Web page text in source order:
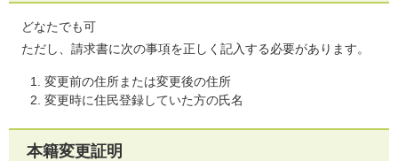
どなたでも可
ただし、請求書に次の事項を正しく記入する必要があります。
変更前の住所または変更後の住所
変更時に住民登録していた方の氏名
本籍変更証明